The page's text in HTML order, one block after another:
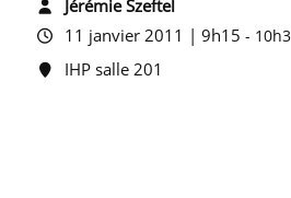
Jérémie Szeftel
11 janvier 2011 | 9h15 -
IHP salle 201